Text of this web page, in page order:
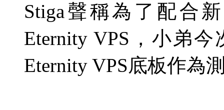
Stiga聲稱為了配合
Eternity VPS ，小弟
Eternity VPS底板作為